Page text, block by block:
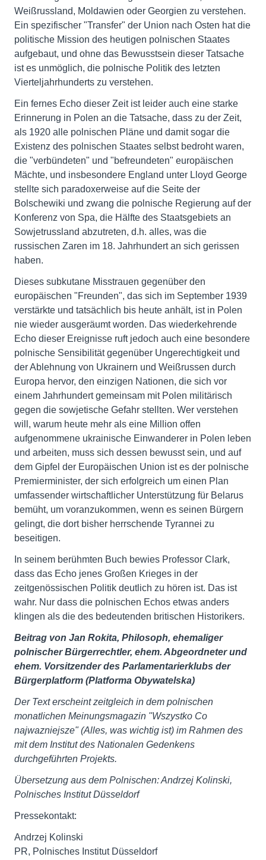
Weißrussland, Moldawien oder Georgien zu verstehen.
Ein spezifischer "Transfer" der Union nach Osten hat die
politische Mission des heutigen polnischen Staates
aufgebaut, und ohne das Bewusstsein dieser Tatsache
ist es unmöglich, die polnische Politik des letzten
Vierteljahrhunderts zu verstehen.
Ein fernes Echo dieser Zeit ist leider auch eine starke
Erinnerung in Polen an die Tatsache, dass zu der Zeit,
als 1920 alle polnischen Pläne und damit sogar die
Existenz des polnischen Staates selbst bedroht waren,
die "verbündeten" und "befreundeten" europäischen
Mächte, und insbesondere England unter Lloyd George
stellte sich paradoxerweise auf die Seite der
Bolschewiki und zwang die polnische Regierung auf der
Konferenz von Spa, die Hälfte des Staatsgebiets an
Sowjetrussland abzutreten, d.h. alles, was die
russischen Zaren im 18. Jahrhundert an sich gerissen
haben.
Dieses subkutane Misstrauen gegenüber den
europäischen "Freunden", das sich im September 1939
verstärkte und tatsächlich bis heute anhält, ist in Polen
nie wieder ausgeräumt worden. Das wiederkehrende
Echo dieser Ereignisse ruft jedoch auch eine besondere
polnische Sensibilität gegenüber Ungerechtigkeit und
der Ablehnung von Ukrainern und Weißrussen durch
Europa hervor, den einzigen Nationen, die sich vor
einem Jahrhundert gemeinsam mit Polen militärisch
gegen die sowjetische Gefahr stellten. Wer verstehen
will, warum heute mehr als eine Million offen
aufgenommene ukrainische Einwanderer in Polen leben
und arbeiten, muss sich dessen bewusst sein, und auf
dem Gipfel der Europäischen Union ist es der polnische
Premierminister, der sich erfolgreich um einen Plan
umfassender wirtschaftlicher Unterstützung für Belarus
bemüht, um voranzukommen, wenn es seinen Bürgern
gelingt, die dort bisher herrschende Tyrannei zu
beseitigen.
In seinem berühmten Buch bewies Professor Clark,
dass das Echo jenes Großen Krieges in der
zeitgenössischen Politik deutlich zu hören ist. Das ist
wahr. Nur dass die polnischen Echos etwas anders
klingen als die des bedeutenden britischen Historikers.
Beitrag von Jan Rokita, Philosoph, ehemaliger
polnischer Bürgerrechtler, ehem. Abgeordneter und
ehem. Vorsitzender des Parlamentarierklubs der
Bürgerplatform (Platforma Obywatelska)
Der Text erscheint zeitgleich in dem polnischen
monatlichen Meinungsmagazin "Wszystko Co
najwazniejsze" (Alles, was wichtig ist) im Rahmen des
mit dem Institut des Nationalen Gedenkens
durchgeführten Projekts.
Übersetzung aus dem Polnischen: Andrzej Kolinski,
Polnisches Institut Düsseldorf
Pressekontakt:
Andrzej Kolinski
PR, Polnisches Institut Düsseldorf